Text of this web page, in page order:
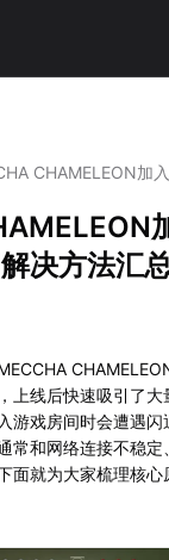
CHAMELEON加
决方法汇
上线后快速吸引了
游戏房间时会遭遇
常和网络连接不稳
面就为大家梳理核